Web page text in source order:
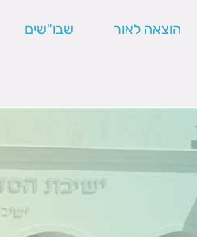
הוצאה לאור שבו"שים